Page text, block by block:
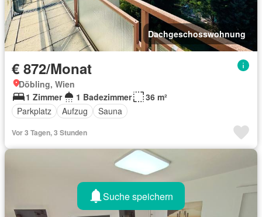
Dachgeschosswohnung
€ 872/Monat
Döbling, Wien
1 Zimmer
1 Badezimmer
36 m²
Parkplatz
Aufzug Sauna
Vor 3 Tagen, 3 Stunden
Suche speichern